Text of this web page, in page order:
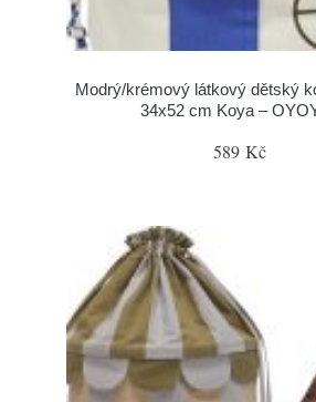
Modrý/krémový látkový dětský
34x52 cm Koya –
589 Kč